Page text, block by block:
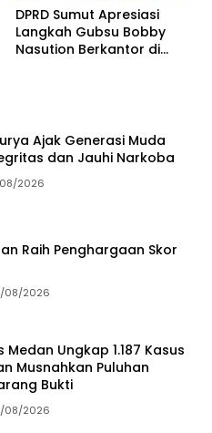
DPRD Sumut Apresiasi
Langkah Gubsu Bobby
Nasution Berkantor di
Ajak Generasi Muda
dan Jauhi Narkoba
2026
Raih Penghargaan Skor
08/2026
Ungkap 1.187 Kasus
Musnahkan Puluhan
Bukti
08/2026